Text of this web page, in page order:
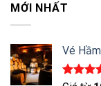
MỚI NHẤT
Vé